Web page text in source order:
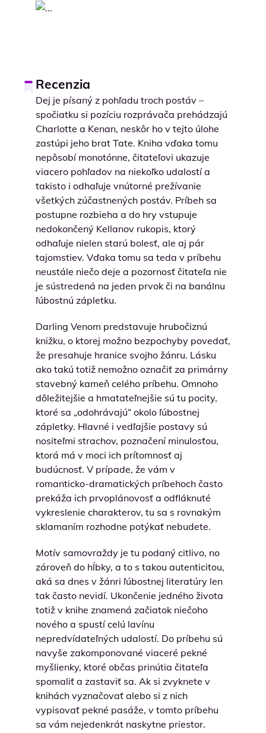
Recenzia
Dej je písaný z pohľadu troch postáv –
spočiatku si pozíciu rozprávača prehádzajú
Charlotte a Kenan, neskôr ho v tejto úlohe
zastúpi jeho brat Tate. Kniha vďaka tomu
nepôsobí monotónne, čitateľovi ukazuje
viacero pohľadov na niekoľko udalostí a
takisto i odhaľuje vnútorné prežívanie
všetkých zúčastnených postáv. Príbeh sa
postupne rozbieha a do hry vstupuje
nedokončený Kellanov rukopis, ktorý
odhaľuje nielen starú bolesť, ale aj pár
tajomstiev. Vďaka tomu sa teda v príbehu
neustále niečo deje a pozornosť čitateľa nie
je sústredená na jeden prvok či na banálnu
ľúbostnú zápletku.
Darling Venom predstavuje hrubočiznú
knižku, o ktorej možno bezpochyby povedať,
že presahuje hranice svojho žánru. Lásku
ako takú totiž nemožno označiť za primárny
stavebný kameň celého príbehu. Omnoho
dôležitejšie a hmatateľnejšie sú tu pocity,
ktoré sa „odohrávajú“ okolo ľúbostnej
zápletky. Hlavné i vedľajšie postavy sú
nositeľmi strachov, poznačení minulosťou,
ktorá má v moci ich prítomnosť aj
budúcnosť. V prípade, že vám v
romanticko-dramatických príbehoch často
prekáža ich prvoplánovosť a odfláknuté
vykreslenie charakterov, tu sa s rovnakým
sklamaním rozhodne potýkať nebudete.
Motív samovraždy je tu podaný citlivo, no
zároveň do hĺbky, a to s takou autenticitou,
aká sa dnes v žánri ľúbostnej literatúry len
tak často nevidí. Ukončenie jedného života
totiž v knihe znamená začiatok niečoho
nového a spustí celú lavínu
nepredvídateľných udalostí. Do príbehu sú
navyše zakomponované viaceré pekné
myšlienky, ktoré občas prinútia čitateľa
spomaliť a zastaviť sa. Ak si zvyknete v
knihách vyznačovať alebo si z nich
vypisovať pekné pasáže, v tomto príbehu
sa vám nejedenkrát naskytne priestor.